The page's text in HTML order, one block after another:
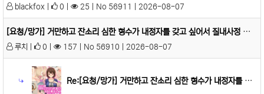
blackfox | 0 | 25 | No 56911 | 2026-08-07
[요청/망가] 거만하고 잔소리 심한 형수가 내정자를 갖고 싶어서 질내사정 애원할 때까지/출장간 아버지 조교되는 어머니 요청 드립니다
루치 | 0 | 157 | No 56910 | 2026-08-07
Re:[요청/망가] 거만하고 잔소리 심한 형수가 내정자를 갖고 싶어서 질내사정 애원할 때까지